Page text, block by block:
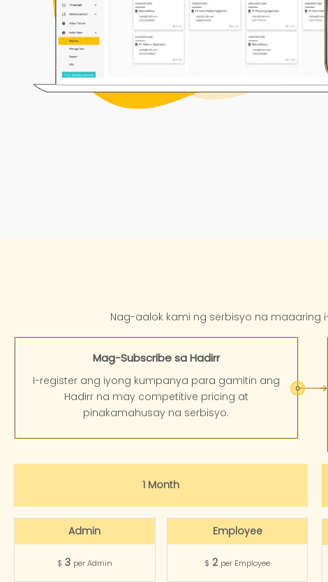
Nag-aalok kami ng serbisyo na maaaring
Mag-Subscribe sa Hadirr
I-register ang iyong kumpanya para gamitin ang
Hadirr na may competitive pricing at
pinakamahusay na serbisyo.
1 Month
Admin
$ 3 per Admin
Employee
$ 2 per Employee